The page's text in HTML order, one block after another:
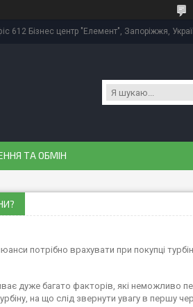
612 Бізнес центр "Елемент", Запоріжжя,
ТА ОБМІН
потрібно врахувати при покупці
дуже багато факторів, які неможливо
на що слід звернути увагу в першу